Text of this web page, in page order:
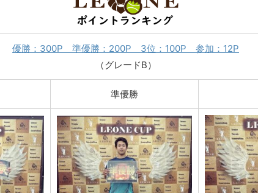
優勝：300P 準優勝：200P 3位：100P 参加：12P
（グレードB）
準優勝